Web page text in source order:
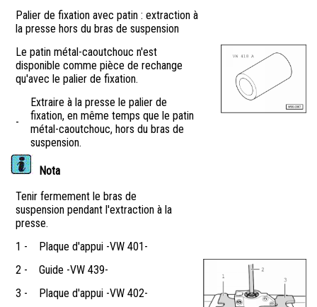
Palier de fixation avec patin : extraction à
la presse hors du bras de suspension
Le patin métal-caoutchouc n'est
disponible comme pièce de rechange
qu'avec le palier de fixation.
-
Extraire à la presse le palier de
fixation, en même temps que le patin
métal-caoutchouc, hors du bras de
suspension.
Nota
Tenir fermement le bras de
suspension pendant l'extraction à la
presse.
1 -
Plaque d'appui -VW 401-
2 -
Guide -VW 439-
3 -
Plaque d'appui -VW 402-